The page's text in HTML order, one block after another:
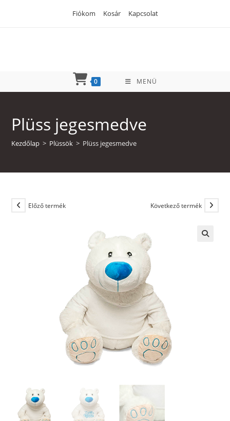
Fiókom Kosár Kapcsolat
0 MENÜ
Plüss jegesmedve
Kezdőlap > Plüssök > Plüss jegesmedve
Előző termék Következő termék